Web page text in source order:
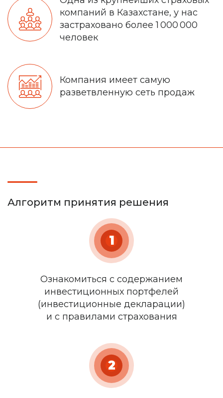
компаний в Казахстане, у нас
застраховано более 1 000 000
человек
Компания имеет самую
разветвленную сеть продаж
Алгоритм принятия решения
1
Ознакомиться с содержанием
инвестиционных портфелей
(инвестиционные декларации)
и с правилами страхования
2